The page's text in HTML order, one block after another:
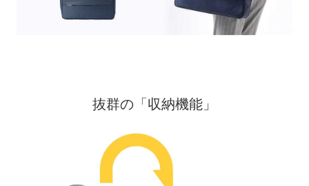
抜群の「収納機能」